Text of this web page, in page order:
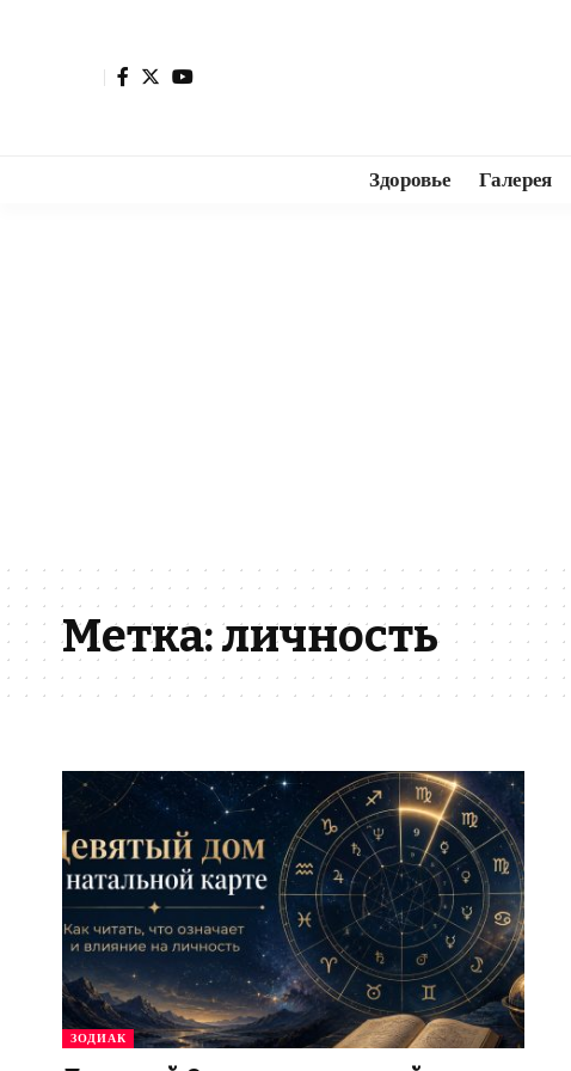
Здоровье Галерея
Метка:личность
ЗОДИАК